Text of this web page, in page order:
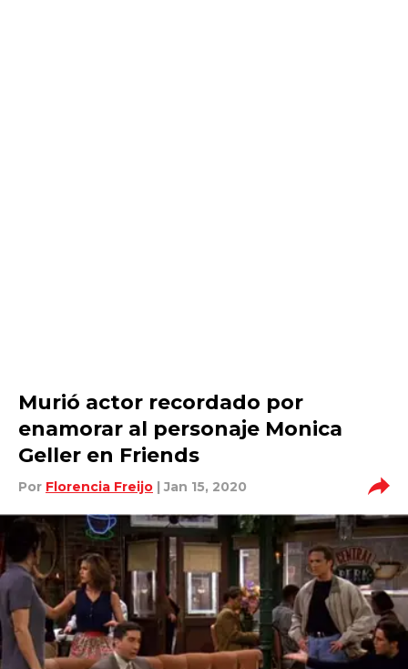
Murió actor recordado por
enamorar al personaje Monica
Geller en Friends
Por Florencia Freijo | Jan 15, 2020